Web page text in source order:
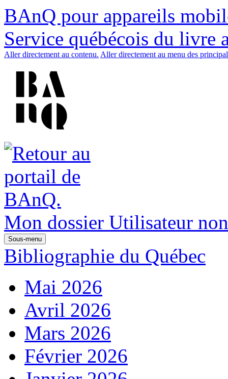
BAnQ pour appareils
Service québécois du livre
Aller directement au contenu. Aller directement au menu des
Mon dossier Utilisateur
Sous-menu
Bibliographie du Québec
Mai 2026
Avril 2026
Mars 2026
Février 2026